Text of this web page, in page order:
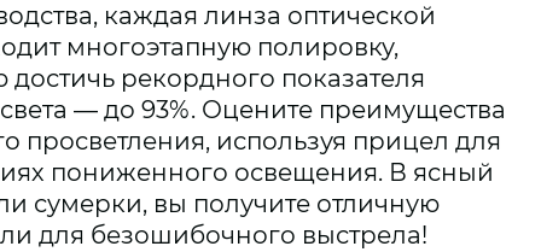
каждая линза оптической
многоэтапную полировку,
рекордного показателя
— до 93%. Оцените преимущества
просветления, используя прицел для
пониженного освещения. В ясный
сумерки, вы получите отличную
для безошибочного выстрела!